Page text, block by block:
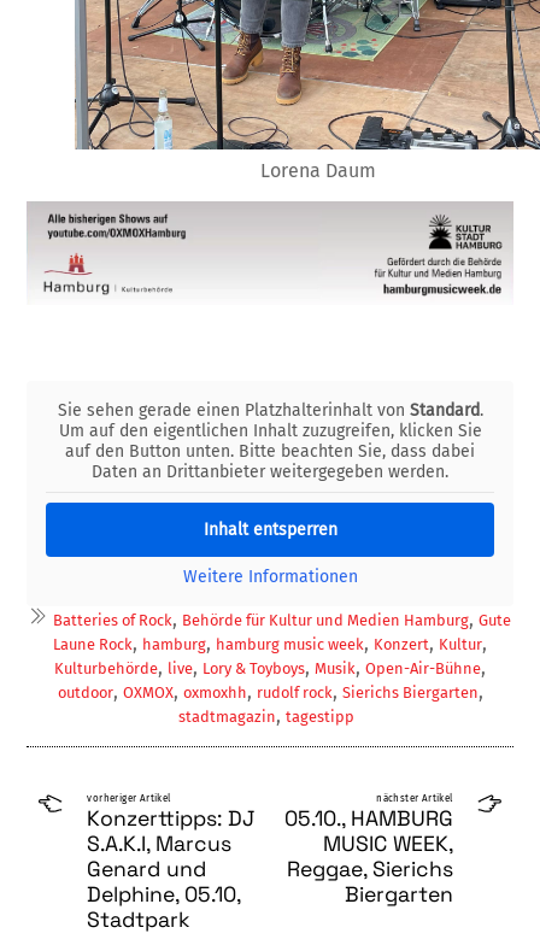
Lorena Daum
Sie sehen gerade einen Platzhalterinhalt von Standard.
Um auf den eigentlichen Inhalt zuzugreifen, klicken Sie
auf den Button unten. Bitte beachten Sie, dass dabei
Daten an Drittanbieter weitergegeben werden.
Inhalt entsperren
Weitere Informationen
Batteries of Rock, Behörde für Kultur und Medien Hamburg, Gute
Laune Rock, hamburg, hamburg music week, Konzert, Kultur,
Kulturbehörde, live, Lory & Toyboys, Musik, Open-Air-Bühne,
outdoor, OXMOX, oxmoxhh, rudolf rock, Sierichs Biergarten,
stadtmagazin, tagestipp
vorheriger Artikel
Konzerttipps: DJ
S.A.K.I, Marcus
Genard und
Delphine, 05.10,
Stadtpark
nächster Artikel
05.10., HAMBURG
MUSIC WEEK,
Reggae, Sierichs
Biergarten